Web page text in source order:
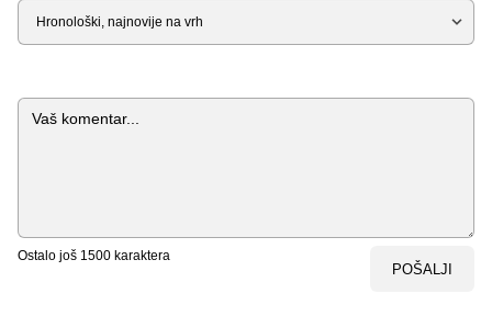
Sortiraj
Komentar
Ostalo još 1500 karaktera
POŠALJI